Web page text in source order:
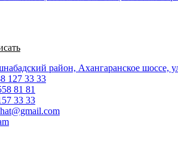
район, Ахангаранское шоссе,
127 33 33
81 81
33 33